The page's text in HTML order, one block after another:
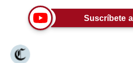
Lujo
Viajes
Moda
Suscríbete